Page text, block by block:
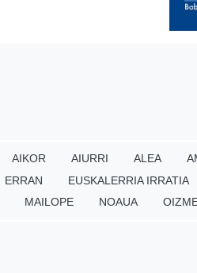
AIKOR AIURRI ALEA
ERRAN EUSKALERRIA IRRATIA
MAILOPE NOAUA